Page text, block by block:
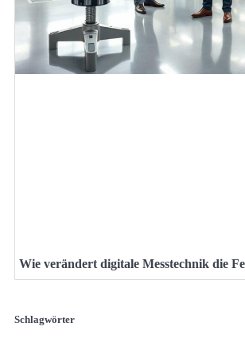
Wie verändert digitale Messtechnik die
Schlagwörter